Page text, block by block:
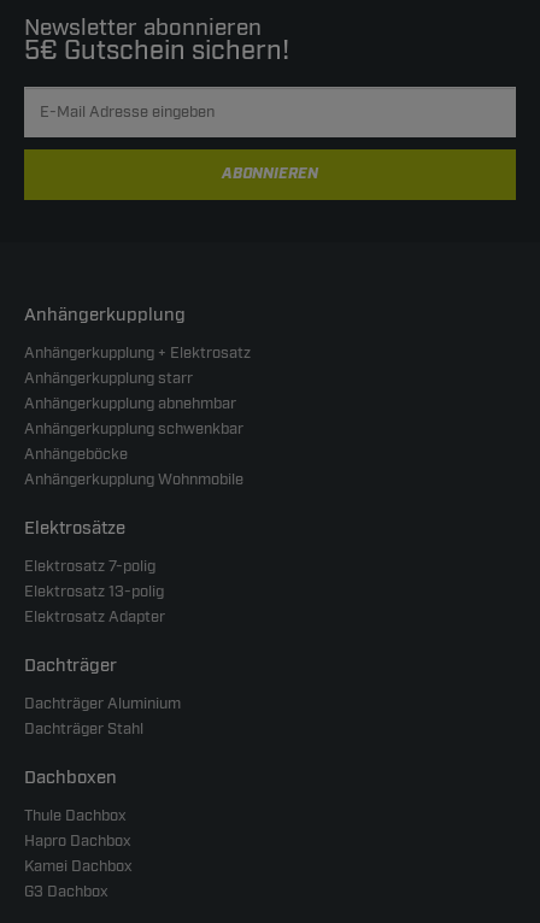
Newsletter abonnieren
5€ Gutschein sichern!
ABONNIEREN
Anhängerkupplung
Anhängerkupplung + Elektrosatz
Anhängerkupplung starr
Anhängerkupplung abnehmbar
Anhängerkupplung schwenkbar
Anhängeböcke
Anhängerkupplung Wohnmobile
Elektrosätze
Elektrosatz 7-polig
Elektrosatz 13-polig
Elektrosatz Adapter
Dachträger
Dachträger Aluminium
Dachträger Stahl
Dachboxen
Thule Dachbox
Hapro Dachbox
Kamei Dachbox
G3 Dachbox